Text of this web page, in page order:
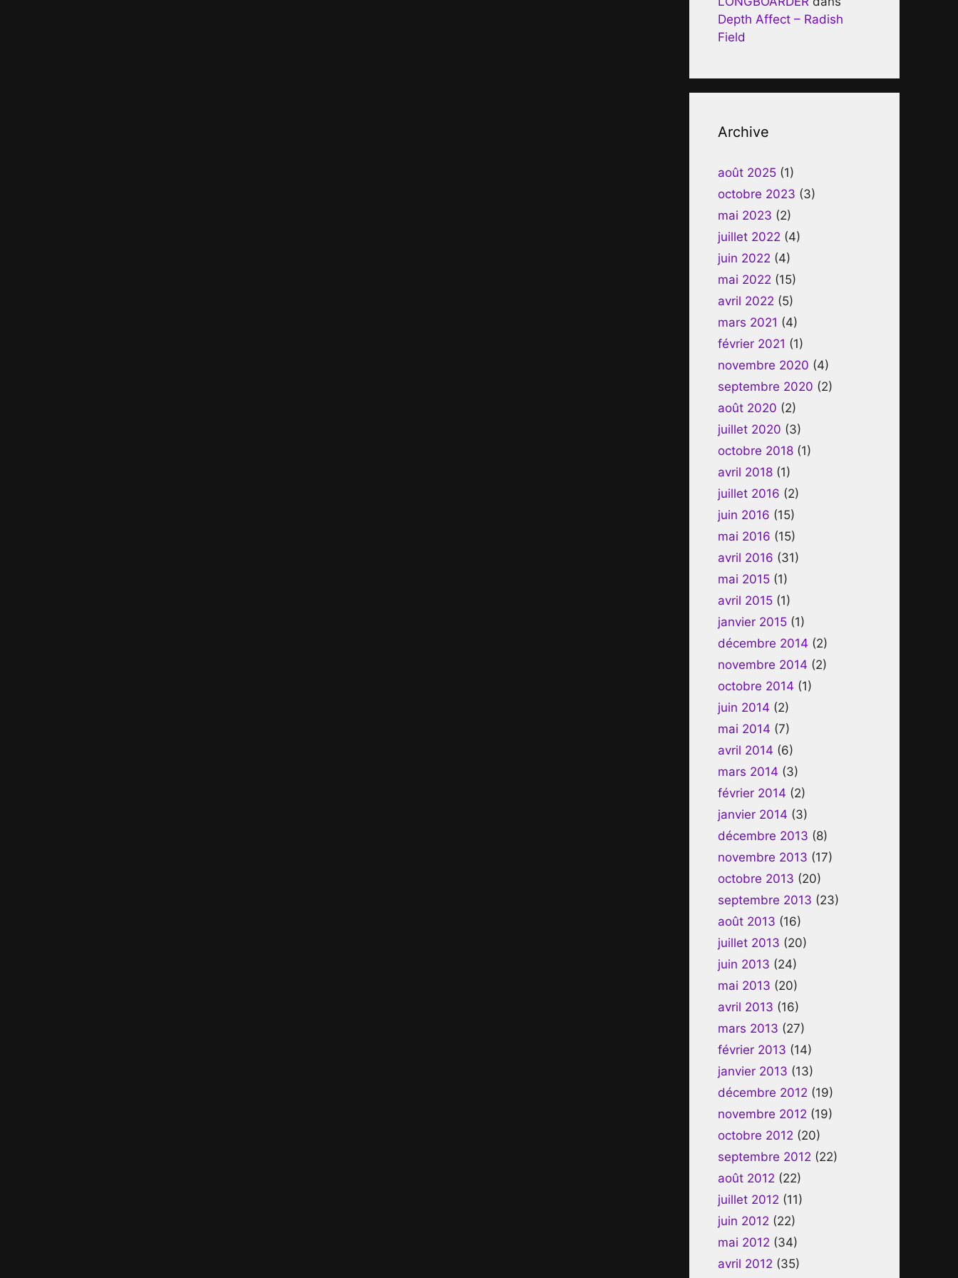
Depth Affect – Radish
Field
Archive
août 2025 (1)
octobre 2023 (3)
mai 2023 (2)
juillet 2022 (4)
juin 2022 (4)
mai 2022 (15)
avril 2022 (5)
mars 2021 (4)
février 2021 (1)
novembre 2020 (4)
septembre 2020 (2)
août 2020 (2)
juillet 2020 (3)
octobre 2018 (1)
avril 2018 (1)
juillet 2016 (2)
juin 2016 (15)
mai 2016 (15)
avril 2016 (31)
mai 2015 (1)
avril 2015 (1)
janvier 2015 (1)
décembre 2014 (2)
novembre 2014 (2)
octobre 2014 (1)
juin 2014 (2)
mai 2014 (7)
avril 2014 (6)
mars 2014 (3)
février 2014 (2)
janvier 2014 (3)
décembre 2013 (8)
novembre 2013 (17)
octobre 2013 (20)
septembre 2013 (23)
août 2013 (16)
juillet 2013 (20)
juin 2013 (24)
mai 2013 (20)
avril 2013 (16)
mars 2013 (27)
février 2013 (14)
janvier 2013 (13)
décembre 2012 (19)
novembre 2012 (19)
octobre 2012 (20)
septembre 2012 (22)
août 2012 (22)
juillet 2012 (11)
juin 2012 (22)
mai 2012 (34)
avril 2012 (35)